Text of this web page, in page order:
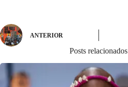
ANTERIOR
Posts relacionados